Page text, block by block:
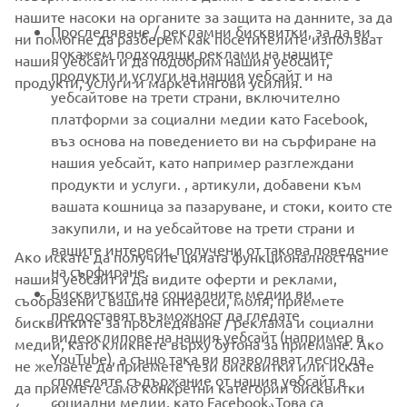
MORE YAMAHA
SUPPORT
НОВИНАРСКИ БЮЛЕТИН
Бъдете първите, които ще научат за най-новите оферти,
специални събития, нови модели и много други
АБОНИРАНЕ
Прочетете нашата Политика за поверителност, за да научите
как обработваме вашите лични данни:Политика за защита на
личните данни
нашите насоки на органите за защита на данните, за да
ни помогне да разберем как посетителите използват
нашия уебсайт и да подобрим нашия уебсайт,
продукти, услуги и маркетингови усилия.
Проследяване / рекламни бисквитки, за да ви
покажем подходящи реклами на нашите
продукти и услуги на нашия уебсайт и на
уебсайтове на трети страни, включително
платформи за социални медии като Facebook,
въз основа на поведението ви на сърфиране на
нашия уебсайт, като например разглеждани
продукти и услуги. , артикули, добавени към
вашата кошница за пазаруване, и стоки, които сте
закупили, и на уебсайтове на трети страни и
вашите интереси, получени от такова поведение
на сърфиране.
Бисквитките на социалните медии ви
предоставят възможност да гледате
видеоклипове на нашия уебсайт (например в
YouTube), а също така ви позволяват лесно да
споделяте съдържание от нашия уебсайт в
социални медии, като Facebook. Това са
Ако искате да получите цялата функционалност на
нашия уебсайт и да видите оферти и реклами,
съобразени с вашите интереси, моля, приемете
бисквитките за проследяване / реклама и социални
медии, като кликнете върху бутона за приемане. Ако
не желаете да приемете тези бисквитки или искате
да приемете само конкретни категории бисквитки